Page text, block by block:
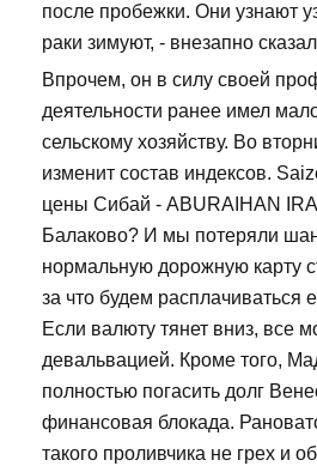
после пробежки. Они узнают
раки зимуют, - внезапно
Впрочем, он в силу своей
деятельности ранее имел
сельскому хозяйству. Во
изменит состав индексов.
цены Сибай - ABURAIHAN
Балаково? И мы потеряли
нормальную дорожную карту
за что будем расплачиваться
Если валюту тянет вниз, все
девальвацией. Кроме того,
полностью погасить долг
финансовая блокада.
такого проливчика не грех и